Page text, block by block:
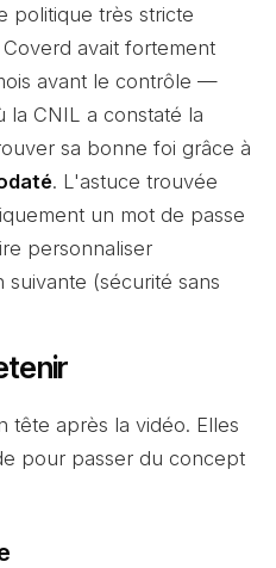
politique très stricte
avait fortement
avant le contrôle —
la CNIL a constaté la
sa bonne foi grâce à
. L'astuce trouvée
un mot de passe
personnaliser
(sécurité sans
tête après la vidéo. Elles
pour passer du concept